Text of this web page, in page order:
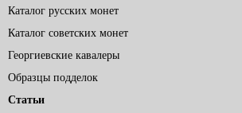
Каталог русских монет
Каталог советских монет
Георгиевские кавалеры
Образцы подделок
Статьи